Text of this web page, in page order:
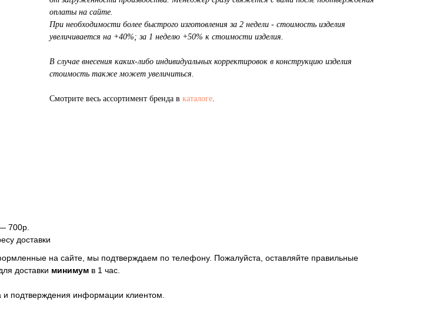
оплаты на сайте.
При необходимости более быстрого изготовления за 2 недели - стоимость изделия
увеличивается на +40%; за 1 неделю +50% к стоимости изделия.
В случае внесения каких-либо индивидуальных корректировок в конструкцию изделия
стоимость также может увеличиться.
Смотрите весь ассортимент бренда в каталоге.
700р.
доставки
на сайте, мы подтверждаем по телефону. Пожалуйста, оставляйте правильные
доставки минимум в 1 час.
и подтверждения информации клиентом.